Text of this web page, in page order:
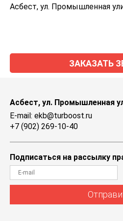
Асбест, ул. Промышленная
ЗАКАЗАТЬ
Асбест, ул. Промышленная
E-mail: ekb@turboost.ru
+7 (902) 269-10-40
Подписаться на рассылку